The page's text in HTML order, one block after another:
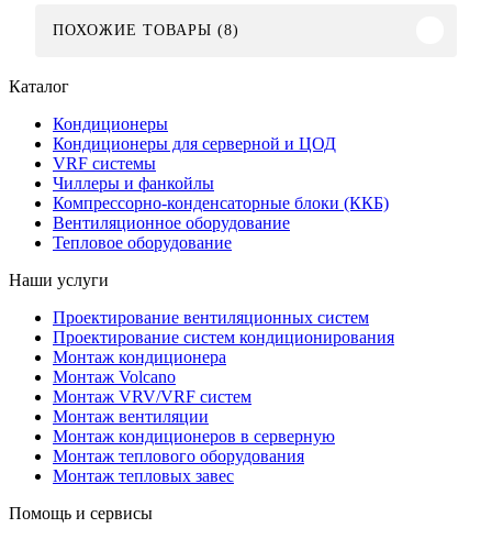
ПОХОЖИЕ ТОВАРЫ (8)
Каталог
Кондиционеры
Кондиционеры для серверной и ЦОД
VRF системы
Чиллеры и фанкойлы
Компрессорно-конденсаторные блоки (ККБ)
Вентиляционное оборудование
Тепловое оборудование
Наши услуги
Проектирование вентиляционных систем
Проектирование систем кондиционирования
Монтаж кондиционера
Монтаж Volcano
Монтаж VRV/VRF систем
Монтаж вентиляции
Монтаж кондиционеров в серверную
Монтаж теплового оборудования
Монтаж тепловых завес
Помощь и сервисы